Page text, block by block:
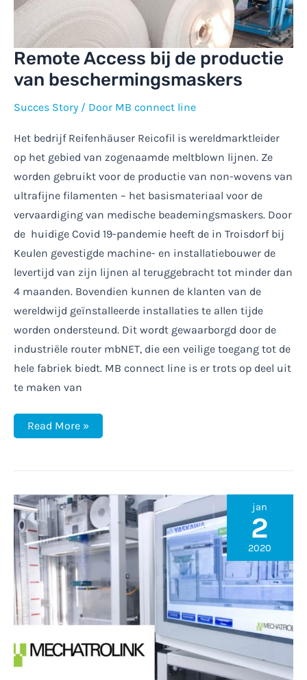
Remote Access bij de productie
van beschermingsmaskers
Succes Story / Door MB connect line
Het bedrijf Reifenhäuser Reicofil is wereldmarktleider
op het gebied van zogenaamde meltblown lijnen. Ze
worden gebruikt voor de productie van non-wovens van
ultrafijne filamenten – het basismateriaal voor de
vervaardiging van medische beademingsmaskers. Door
de huidige Covid 19-pandemie heeft de in Troisdorf bij
Keulen gevestigde machine- en installatiebouwer de
levertijd van zijn lijnen al teruggebracht tot minder dan
4 maanden. Bovendien kunnen de klanten van de
wereldwijd geïnstalleerde installaties te allen tijde
worden ondersteund. Dit wordt gewaarborgd door de
industriële router mbNET, die een veilige toegang tot de
hele fabriek biedt. MB connect line is er trots op deel uit
te maken van
Remote
Access
productie
Read More »
jan
2
2020